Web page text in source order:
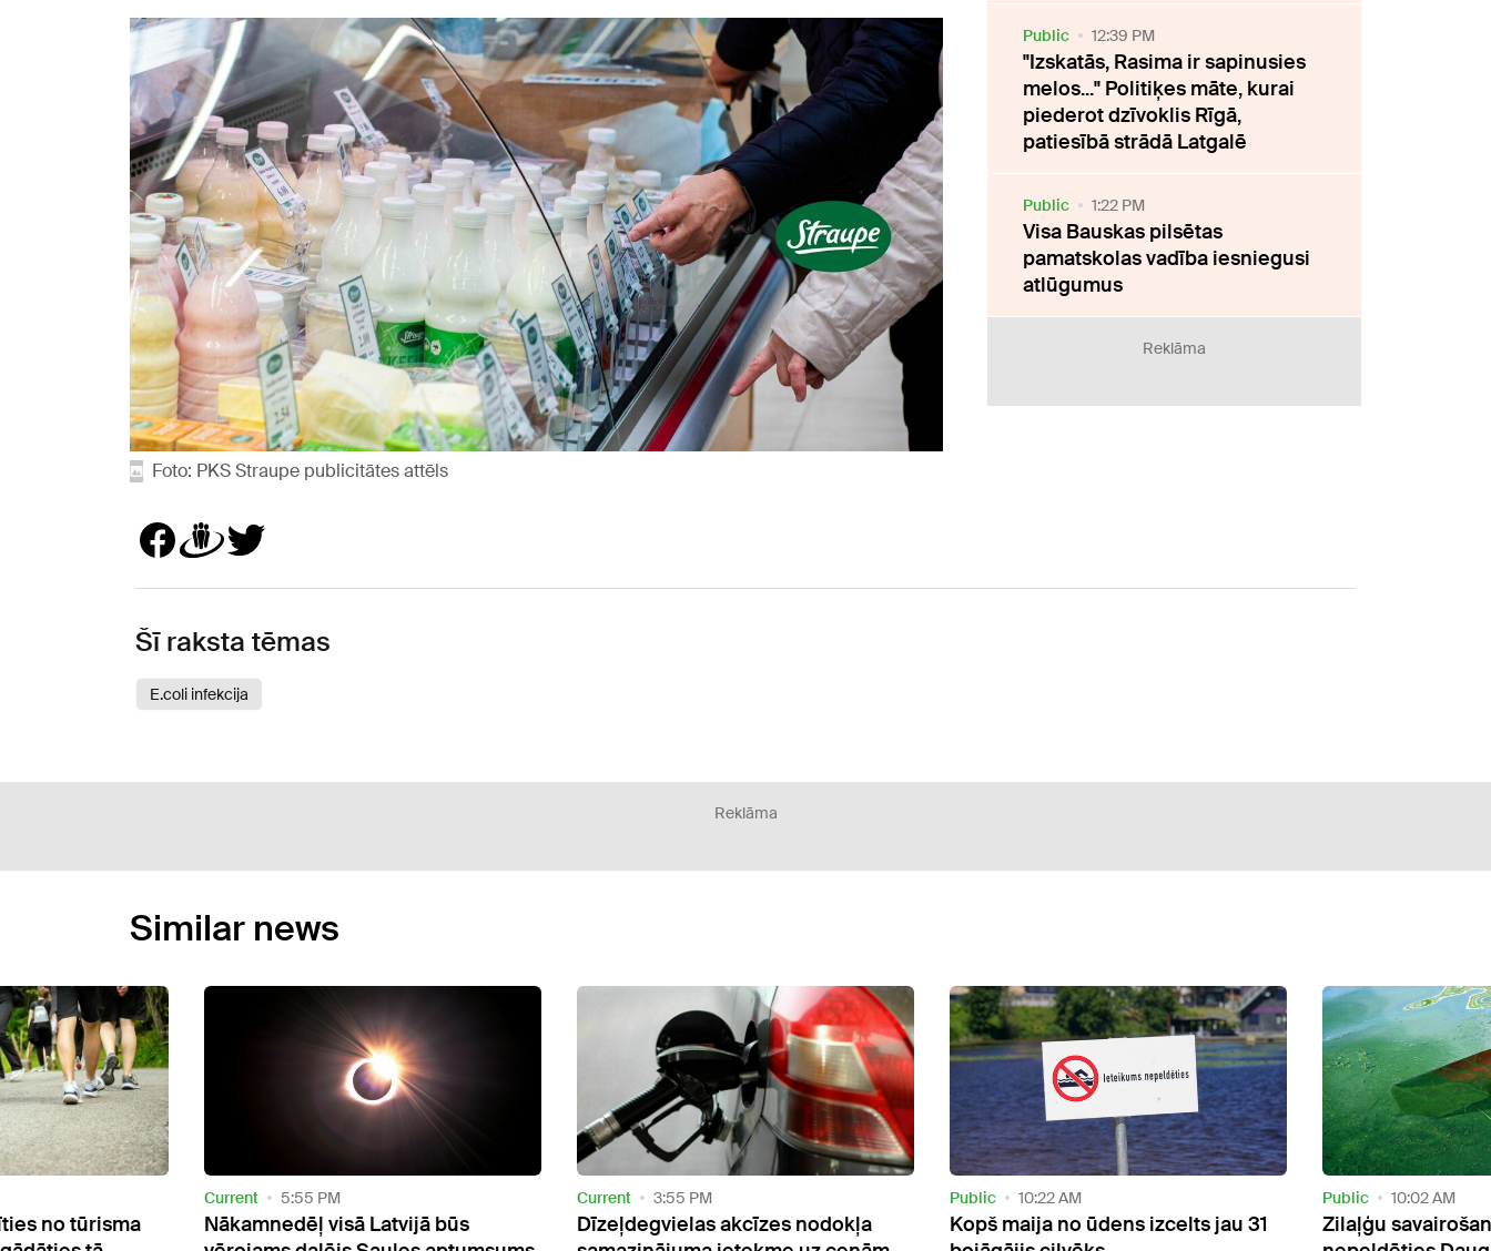
Foto: PKS Straupe publicitātes attēls
Public 12:39 PM
"Izskatās, Rasima ir sapinusies
melos..." Politiķes māte, kurai
piederot dzīvoklis Rīgā,
patiesībā strādā Latgalē
Public 1:22 PM
Visa Bauskas pilsētas
pamatskolas vadība iesniegusi
atlūgumus
Reklāma
Šī raksta tēmas
E.coli infekcija
Reklāma
Similar news
no tūrisma
Current 5:55 PM
Nākamnedēļ visā Latvijā būs
Current 3:55 PM
Dīzeļdegvielas akcīzes nodokļa
Public 10:22 AM
Kopš maija no ūdens izcelts jau 31
Public 10:02 AM
Zilaļģu